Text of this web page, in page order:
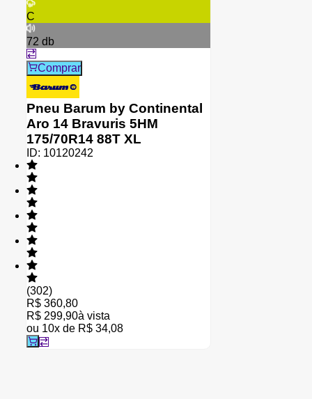
C
72 db
Comprar
Pneu Barum by Continental
Aro 14 Bravuris 5HM
175/70R14 88T XL
ID: 10120242
(302)
R$ 360,80
R$ 299,90à vista
ou 10x de R$ 34,08